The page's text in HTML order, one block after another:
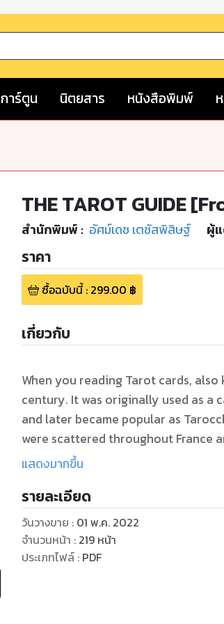
การ์ตูน นิตยสาร หนังสือพิมพ์
THE TAROT GUIDE
สำนักพิมพ์ : อัศม์เดช เตชัสพิสิษฐ์ ผู้
ราคา
ซื้อฉบับนี้: 299.00 ฿
เกี่ยวกับ
When you reading Tarot cards,
century. It was originally used as a card game during the war break, called tarot card game,
and later became popular as Tarocchi game in Italy. At that
were scattered throughout France
to predict accurately. Initially it was
took tarot cards and used them to
were accepted. For this reason, it
fate.and interpreting tarot cards,
it is a set of 22 cards that gives a
แสดงมากขึ้น
รายละเอียด
วันวางขาย : 01 พ.ค. 2022
จำนวนหน้า : 219 หน้า
ประเภทไฟล์: PDF